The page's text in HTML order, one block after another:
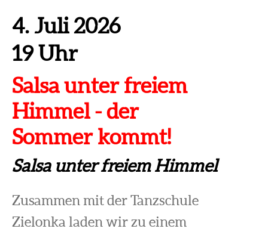
4. Juli 2026
19 Uhr
Salsa unter freiem
Himmel - der
Sommer kommt!
Salsa unter freiem Himmel
Zusammen mit der Tanzschule
Zielonka laden wir zu einem